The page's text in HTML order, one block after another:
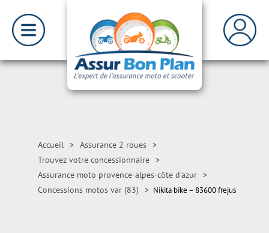
Accueil > Assurance 2 roues >
Trouvez votre concessionnaire >
Assurance moto provence-alpes-côte d'azur >
Concessions motos var (83)
> Nikita bike – 83600 frejus